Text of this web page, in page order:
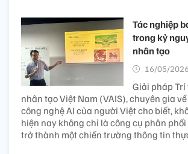
Tác nghiệp
trong kỷ
nhân tạo
16/05/
Giải pháp
nhân tạo Việt Nam (VAIS), chuyên gia
công nghệ AI của người Việt cho biết,
hiện nay không chỉ là công cụ phân
trở thành một chiến trường thông tin